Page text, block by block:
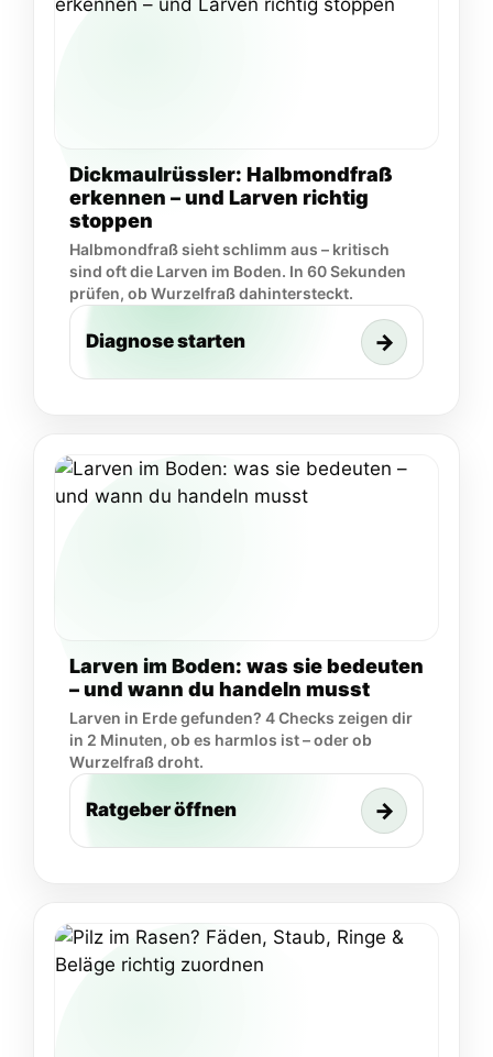
Dickmaulrüssler: Halbmondfraß
erkennen – und Larven richtig
stoppen
Halbmondfraß sieht schlimm aus – kritisch
sind oft die Larven im Boden. In 60 Sekunden
prüfen, ob Wurzelfraß dahintersteckt.
Diagnose starten →
Larven im Boden: was sie bedeuten
– und wann du handeln musst
Larven in Erde gefunden? 4 Checks zeigen dir
in 2 Minuten, ob es harmlos ist – oder ob
Wurzelfraß droht.
Ratgeber öffnen →